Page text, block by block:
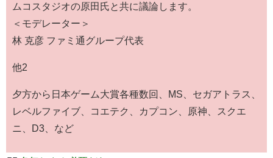
ムコスタジオの原田氏と共に議論します。
＜モデレーター＞
林 克彦 ファミ通グループ代表
他2
夕方から日本ゲーム大賞各種数回、MS、セガアトラス、
レベルファイブ、コエテク、カプコン、原神、スクエ
ニ、D3、など